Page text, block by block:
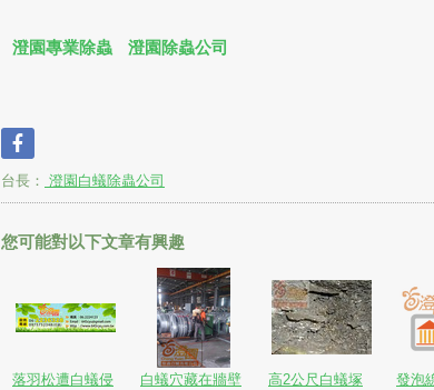
澄園專業除蟲 澄園除蟲公司
台長： 澄園白蟻除蟲公司
您可能對以下文章有興趣
落羽松遭白蟻侵
白蟻穴藏在牆壁
高2公尺白蟻塚
發泡